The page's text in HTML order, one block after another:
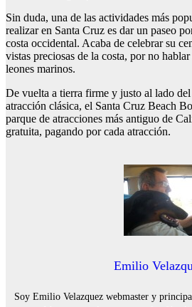
Sin duda, una de las actividades más
realizar en Santa Cruz es dar un paseo
costa occidental. Acaba de celebrar su
vistas preciosas de la costa, por no
leones marinos.
De vuelta a tierra firme y justo al lado
atracción clásica, el Santa Cruz Beach
parque de atracciones más antiguo de
gratuita, pagando por cada atracción.
Emilio
Soy Emilio Velazquez webmaster y